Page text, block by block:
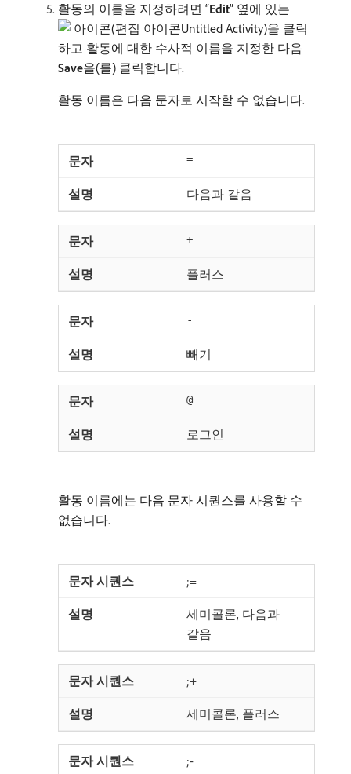
활동의 이름을 지정하려면 “Edit” 옆에 있는
편집 아이콘Untitled Activity)을 클릭
하고 활동에 대한 수사적 이름을 지정한 다음
Save​을(를) 클릭합니다.
활동 이름은 다음 문자로 시작할 수 없습니다.
=
다음과 같음
+
플러스
-
빼기
@
로그인
활동 이름에는 다음 문자 시퀀스를 사용할 수
없습니다.
;=
세미콜론, 다음과
같음
;+
세미콜론, 플러스
;-